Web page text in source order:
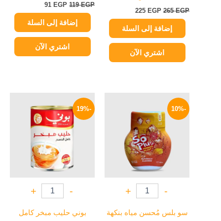
265EGP
225 EGP
إضافة إلى السلة
اشتري الآن
119EGP
91 EGP
إضافة إلى السلة
اشتري الآن
-10%
-
+
سو بلس مُحسن مياه بنكهة
هو:
100 EGP.
هو:
90 EGP.
-19%
-
+
بوني حليب مبخر كامل
الأصلي
هو:
185 EGP.
الحالي
هو:
149 EGP.